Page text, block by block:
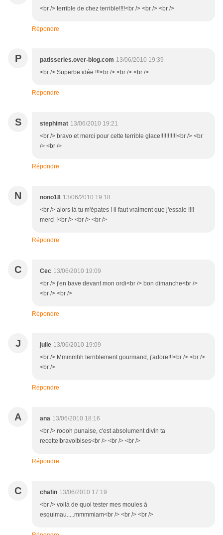
<br /> terrible de chez terrible!!!!<br /> <br /> <br />
Répondre
P patisseries.over-blog.com 13/06/2010 19:39
<br /> Superbe idée !!!<br /> <br /> <br />
Répondre
S stephimat 13/06/2010 19:21
<br /> bravo et merci pour cette terrible glace!!!!!!!!!!!<br /> <br
/> <br />
Répondre
N nono18 13/06/2010 19:18
<br /> alors là tu m'épates ! il faut vraiment que j'essaie !!!!
merci !<br /> <br /> <br />
Répondre
C Cec 13/06/2010 19:09
<br /> j'en bave devant mon ordi<br /> bon dimanche<br />
<br /> <br />
Répondre
J julie 13/06/2010 19:09
<br /> Mmmmhh terriblement gourmand, j'adore!!!<br /> <br />
<br />
Répondre
A ana 13/06/2010 18:16
<br /> roooh punaise, c'est absolument divin ta
recette!bravo!bises<br /> <br /> <br />
Répondre
C chafin 13/06/2010 17:19
<br /> voilà de quoi tester mes moules à
esquimau.....mmmmiam<br /> <br /> <br />